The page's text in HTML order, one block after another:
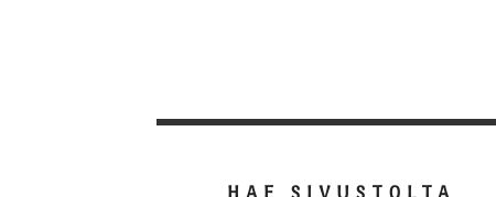
HAE SIVUSTOLTA